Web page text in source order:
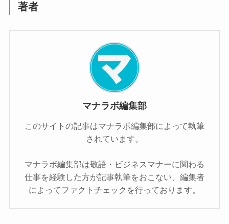
著者
マナラボ編集部
このサイトの記事はマナラボ編集部によって執筆
されています。
マナラボ編集部は敬語・ビジネスマナーに関わる
仕事を経験した方が記事執筆をおこない、編集者
によってファクトチェックを行っております。